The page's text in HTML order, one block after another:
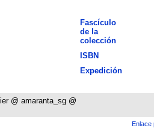
Fascículo
de la
colección
ISBN
Expedición
@ amaranta_sg @
Enlace